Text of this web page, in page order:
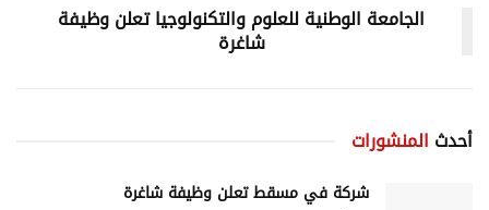
الجامعة الوطنية للعلوم والتكنولوجيا تعلن وظيفة
شاغرة
أحدث المنشورات
شركة في مسقط تعلن وظيفة شاغرة